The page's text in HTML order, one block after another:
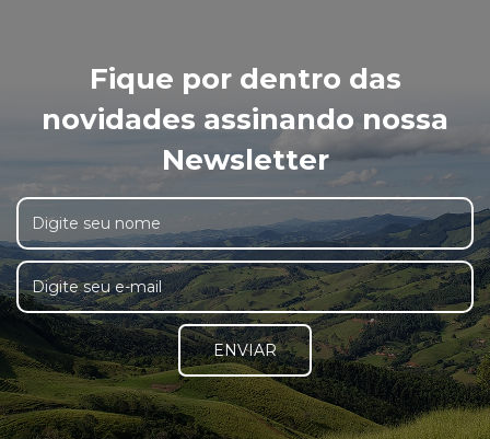
Fique por dentro das
novidades assinando nossa
Newsletter
ENVIAR